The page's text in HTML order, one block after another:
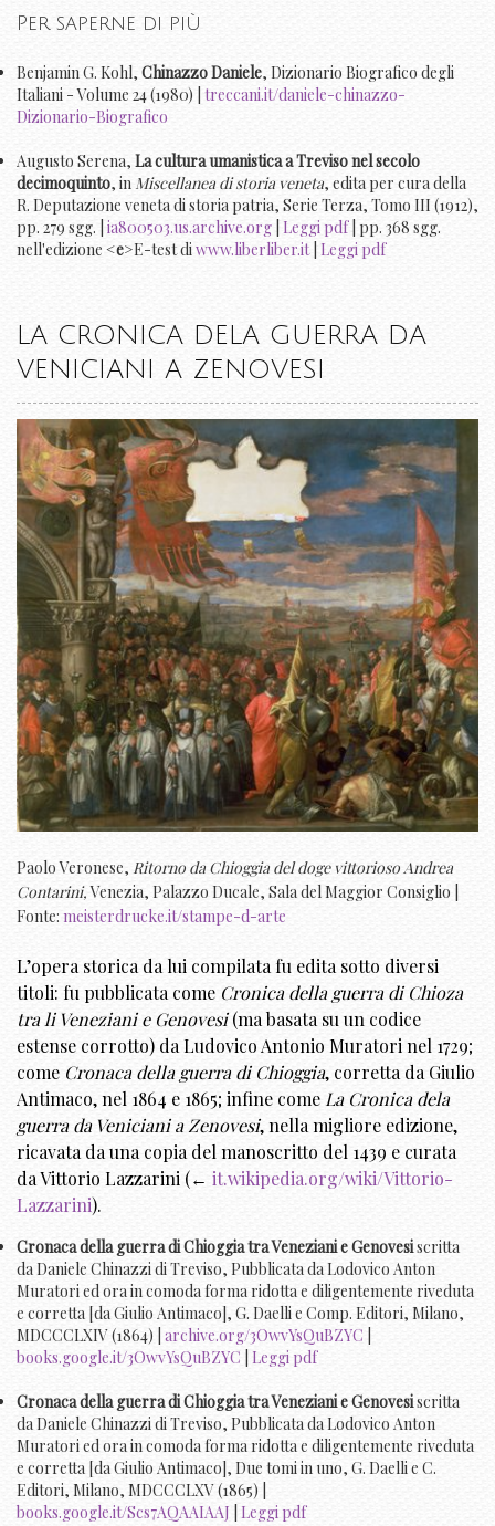
Per saperne di più
Benjamin G. Kohl, Chinazzo Daniele, Dizionario Biografico degli
Italiani - Volume 24 (1980) | treccani.it/daniele-chinazzo-
Dizionario-Biografico
Augusto Serena, La cultura umanistica a Treviso nel secolo
decimoquinto, in Miscellanea di storia veneta, edita per cura della
R. Deputazione veneta di storia patria, Serie Terza, Tomo III (1912),
pp. 279 sgg. | ia800503.us.archive.org Leggi pdf| pp. 368 sgg.
nell'edizione <e>E-test diwww.liberliber.it| Leggi pdf
LA CRONICA DELA GUERRA DA
VENICIANI A ZENOVESI
Paolo Veronese, Ritorno da Chioggia del doge vittorioso Andrea
Contarini,Venezia, Palazzo Ducale, Sala del Maggior Consiglio |
Fonte: meisterdrucke.it/stampe-d-arte
L’opera storica da lui compilata fu edita sotto diversi
titoli: fu pubblicata come Cronica della guerra di Chioza
tra li Veneziani e Genovesi(ma basata su un codice
estense corrotto) da Ludovico Antonio Muratori nel 1729;
come Cronaca della guerra di Chioggia, corretta da Giulio
Antimaco, nel 1864 e 1865; infine come La Cronica dela
guerra da Veniciani a Zenovesi, nella migliore edizione,
ricavata da una copia del manoscritto del 1439 e curata
da Vittorio Lazzarini (← it.wikipedia.org/wiki/Vittorio-
Lazzarini).
Cronaca della guerra di Chioggia tra Veneziani e Genovesiscritta
da Daniele Chinazzi di Treviso, Pubblicata da Lodovico Anton
Muratori ed ora in comoda forma ridotta e diligentemente riveduta
e corretta [da Giulio Antimaco], G. Daelli e Comp. Editori, Milano,
MDCCCLXIV (1864) | archive.org/3OwvYsQuBZYC
books.google.it/3OwvYsQuBZYC Leggi pdf
Cronaca della guerra di Chioggia tra Veneziani e Genovesiscritta
da Daniele Chinazzi di Treviso, Pubblicata da Lodovico Anton
Muratori ed ora in comoda forma ridotta e diligentemente riveduta
e corretta [da Giulio Antimaco], Due tomi in uno, G. Daelli e C.
Editori, Milano, MDCCCLXV (1865) |
books.google.it/Scs7AQAAIAAJ Leggi pdf